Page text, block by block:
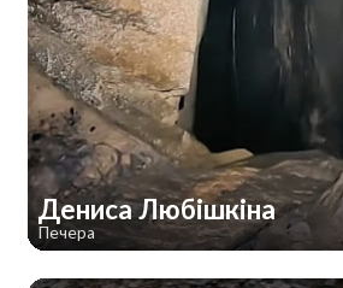
Дениса Любішкіна
Печера